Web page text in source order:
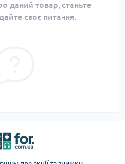
даний товар, станьте
своє питання.